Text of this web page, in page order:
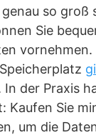
so groß
Sie
In der Praxis
Kaufen Sie
um die